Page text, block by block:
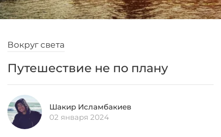
Вокруг света
Путешествие не по плану
Шакир Исламбакиев
02 января 2024